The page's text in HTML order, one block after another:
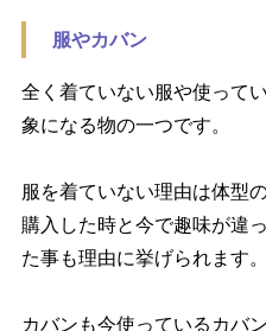
服やカバン
全く着ていない服や使って
象になる物の一つです。
服を着ていない理由は体型
購入した時と今で趣味が違
た事も理由に挙げられます。
カバンも今使っているカバ